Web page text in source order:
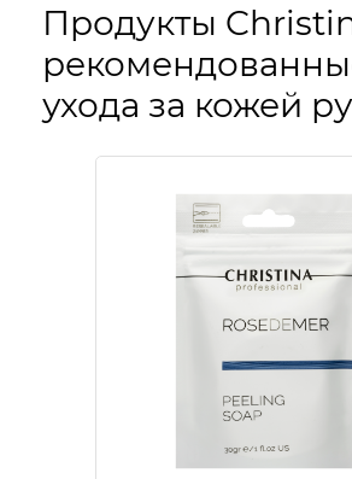
Продукты
ухода за кожей